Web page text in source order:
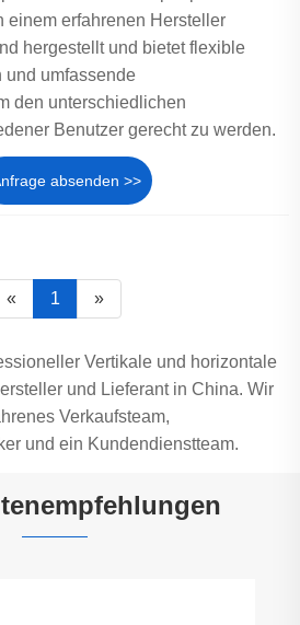
einem erfahrenen Hersteller
hergestellt und bietet flexible
und umfassende
den unterschiedlichen
Benutzer gerecht zu werden.
absenden >>
« 1 »
Vertikale und horizontale
und Lieferant in China. Wir
Verkaufsteam,
und ein Kundendienstteam.